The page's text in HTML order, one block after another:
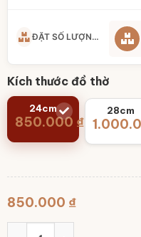
ĐẶT SỐ LƯỢNG LỚN
Kích thước đồ thờ
24cm
850.000 ₫
28cm
850.000 ₫